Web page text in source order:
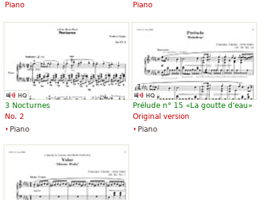
Piano
Piano
3 Nocturnes
No. 2
Piano
Prélude n° 15 «La goutte d'eau»
Original version
Piano